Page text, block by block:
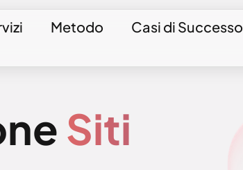
Metodo Casi di Successo
Siti